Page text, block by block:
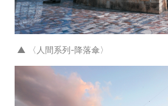
▲ 〈人間系列-降落傘〉